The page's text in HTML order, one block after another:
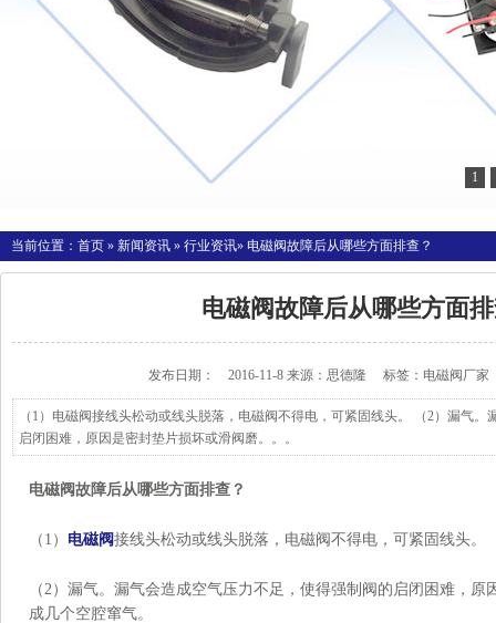
1
当前位置： 首页 » 新闻资讯 » 行业资讯» 电磁阀故障后从哪些方面排查？
电磁阀故障后从哪些方面
发布日期： 2016-11-8 来源： 思德隆 标签： 电磁阀厂家
（1）电磁阀接线头松动或线头脱落，电磁阀不得电，可紧固线头。 （2）漏气
启闭困难，原因是密封垫片损坏或滑阀磨。。。
电磁阀故障后从哪些方面排查？
（1） 电磁阀接线头松动或线头脱落，电磁阀不得电，可紧固线头。
（2）漏气。漏气会造成空气压力不足，使得强制阀的启闭困难，
成几个空腔窜气。